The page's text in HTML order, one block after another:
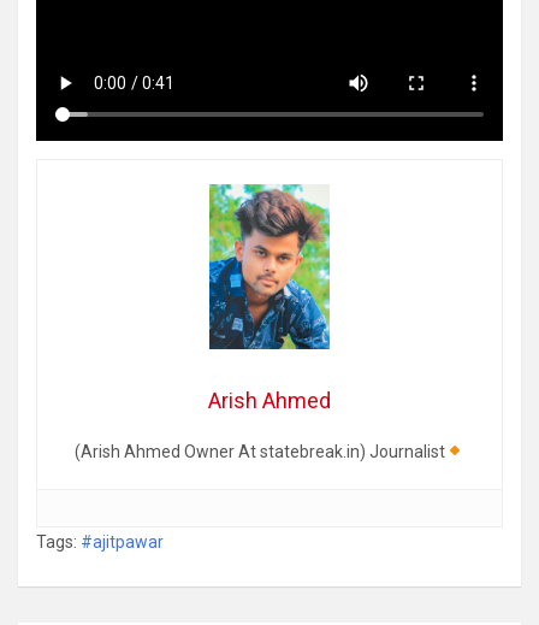
Arish Ahmed
(Arish Ahmed Owner At statebreak.in) Journalist
Tags: #ajitpawar